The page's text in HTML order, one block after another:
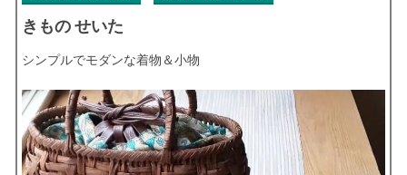
きもの せいた
シンプルでモダンな着物＆小物